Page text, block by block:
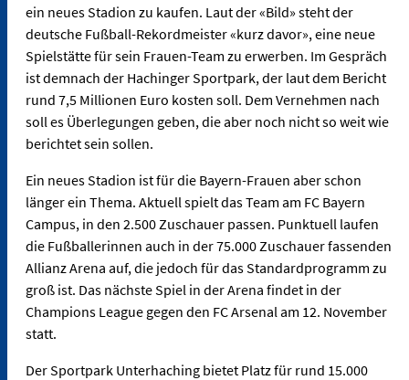
ein neues Stadion zu kaufen. Laut der «Bild» steht der
deutsche Fußball-Rekordmeister «kurz davor», eine neue
Spielstätte für sein Frauen-Team zu erwerben. Im Gespräch
ist demnach der Hachinger Sportpark, der laut dem Bericht
rund 7,5 Millionen Euro kosten soll. Dem Vernehmen nach
soll es Überlegungen geben, die aber noch nicht so weit wie
berichtet sein sollen.
Ein neues Stadion ist für die Bayern-Frauen aber schon
länger ein Thema. Aktuell spielt das Team am FC Bayern
Campus, in den 2.500 Zuschauer passen. Punktuell laufen
die Fußballerinnen auch in der 75.000 Zuschauer fassenden
Allianz Arena auf, die jedoch für das Standardprogramm zu
groß ist. Das nächste Spiel in der Arena findet in der
Champions League gegen den FC Arsenal am 12. November
statt.
Der Sportpark Unterhaching bietet Platz für rund 15.000